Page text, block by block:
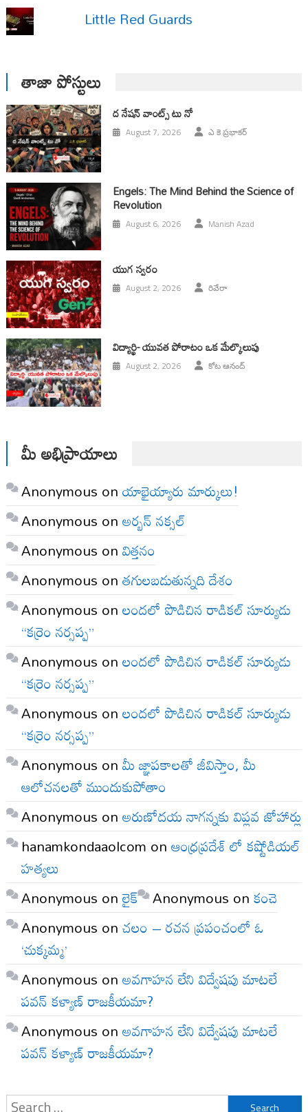
Little Red Guards
తాజా పోస్టులు
ద నేషన్ వాంట్స్ టు నో
August 7, 2026 ఎ కె ప్రభాకర్
Engels: The Mind Behind the Science of
Revolution
August 6, 2026 Manish Azad
యుగ స్వ‌రం
August 2, 2026 రివేరా
విద్యార్థి- యువత పోరాటం ఒక మేల్కొలుపు
August 2, 2026 కోట ఆనంద్
మీ అభిప్రాయాలు
Anonymous onయాభైయ్యారు మార్కులు!
Anonymous onఅర్బన్ నక్సల్
Anonymous onవిత్తనం
Anonymous onతగులబడుతున్నది దేశం
Anonymous onలందలో పొడిచిన రాడికల్ సూర్యుడు
“కర్రెం నర్సప్ప”
Anonymous onలందలో పొడిచిన రాడికల్ సూర్యుడు
“కర్రెం నర్సప్ప”
Anonymous onలందలో పొడిచిన రాడికల్ సూర్యుడు
“కర్రెం నర్సప్ప”
Anonymous onమీ జ్ఞాపకాలతో జీవిస్తాం, మీ
ఆలోచనలతో ముందుకుపోతాం
Anonymous onఅరుణోదయ నాగన్నకు విప్లవ జోహార్లు
hanamkondaaolcom onఆంధ్రప్రదేశ్ లో కష్టోడియల్
హత్యలు
Anonymous onలైక్ Anonymous onకంచె
Anonymous onచలం – రచన ప్రపంచంలో ఓ
‘చుక్కమ్మ’
Anonymous onఅవగాహన లేని విద్వేషపు మాటలే
పవన్ కళ్యాణ్ రాజకీయమా?
Anonymous onఅవగాహన లేని విద్వేషపు మాటలే
పవన్ కళ్యాణ్ రాజకీయమా?
Search